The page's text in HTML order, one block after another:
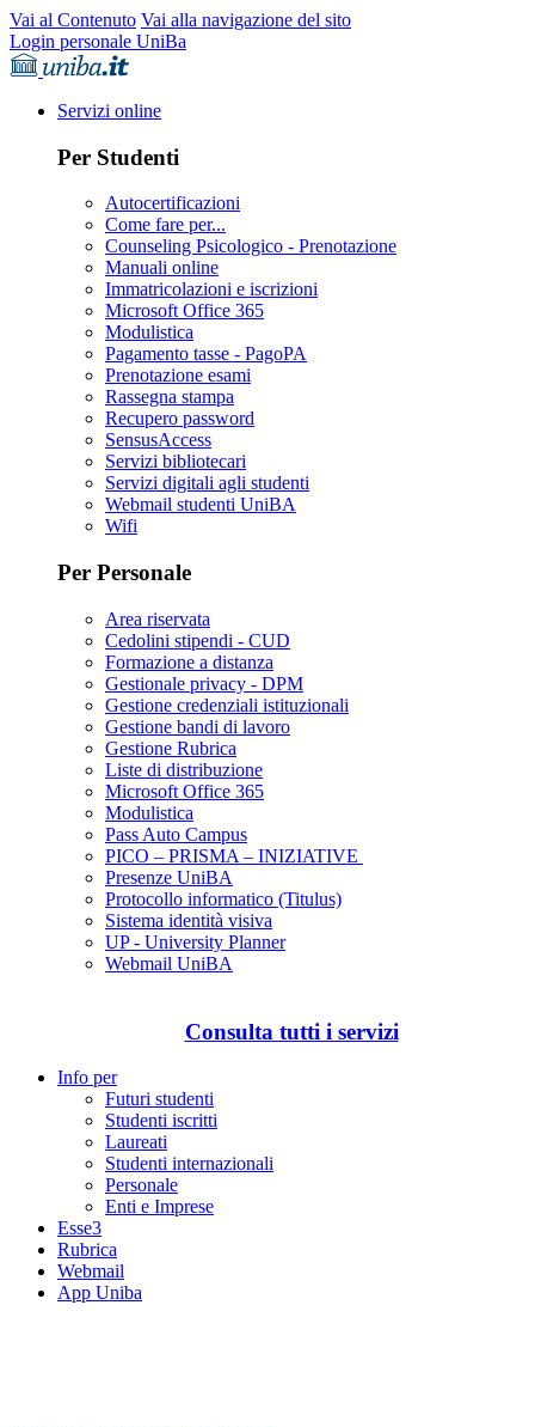
Vai al Contenuto Vai alla navigazione del sito
Login personale UniBa
Servizi online
Per Studenti
Autocertificazioni
Come fare per...
Counseling Psicologico - Prenotazione
Manuali online
Immatricolazioni e iscrizioni
Microsoft Office 365
Modulistica
Pagamento tasse - PagoPA
Prenotazione esami
Rassegna stampa
Recupero password
SensusAccess
Servizi bibliotecari
Servizi digitali agli studenti
Webmail studenti UniBA
Wifi
Per Personale
Area riservata
Cedolini stipendi - CUD
Formazione a distanza
Gestionale privacy - DPM
Gestione credenziali istituzionali
Gestione bandi di lavoro
Gestione Rubrica
Liste di distribuzione
Microsoft Office 365
Modulistica
Pass Auto Campus
PICO – PRISMA – INIZIATIVE
Presenze UniBA
Protocollo informatico (Titulus)
Sistema identità visiva
UP - University Planner
Webmail UniBA
Consulta tutti i servizi
Info per
Futuri studenti
Studenti iscritti
Laureati
Studenti internazionali
Personale
Enti e Imprese
Esse3
Rubrica
Webmail
App Uniba